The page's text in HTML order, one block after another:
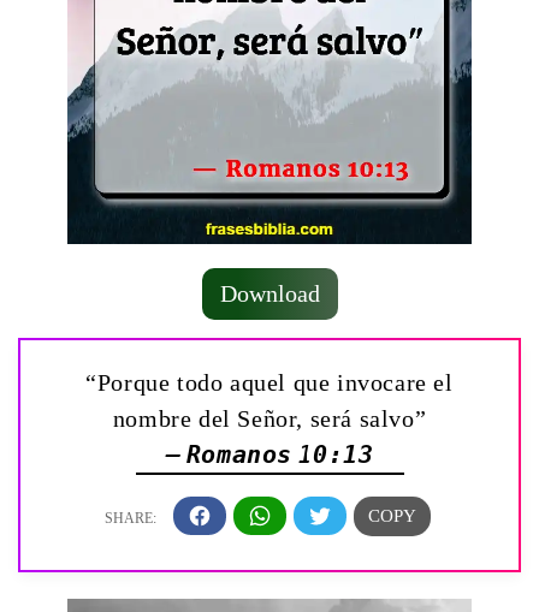
Download
“Porque todo aquel que invocare el
nombre del Señor, será salvo”
— Romanos 10:13